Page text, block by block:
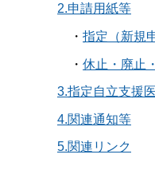
2.申請用紙等
・ 指定（新規
・ 休止・廃止
3.指定自立支援
4.関連通知等
5.関連リンク